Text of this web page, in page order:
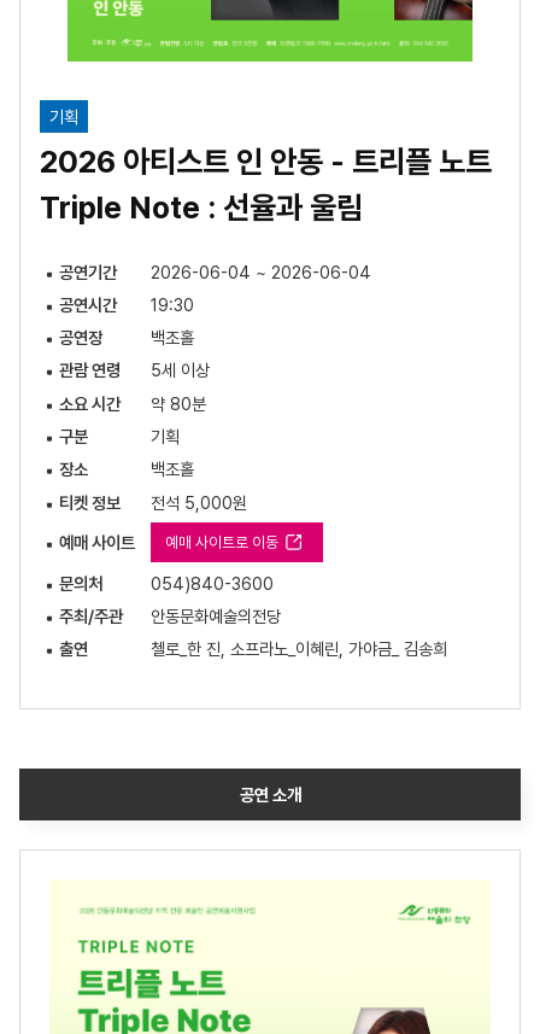
기획
2026 아티스트 인 안동 - 트리플 노트
Triple Note : 선율과 울림
공연기간
2026-06-04 ~ 2026-06-04
공연시간
19:30
공연장
백조홀
관람 연령
5세 이상
소요 시간
약 80분
구분
기획
장소
백조홀
티켓 정보
전석 5,000원
예매 사이트
예매 사이트로 이동
문의처
054)840-3600
주최/주관
안동문화예술의전당
출연
첼로_한 진, 소프라노_이혜린, 가야금_ 김송희
공연 소개